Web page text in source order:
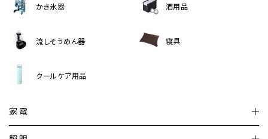
かき氷器 酒用品
流しそうめん器 寝具
クールケア用品
家電